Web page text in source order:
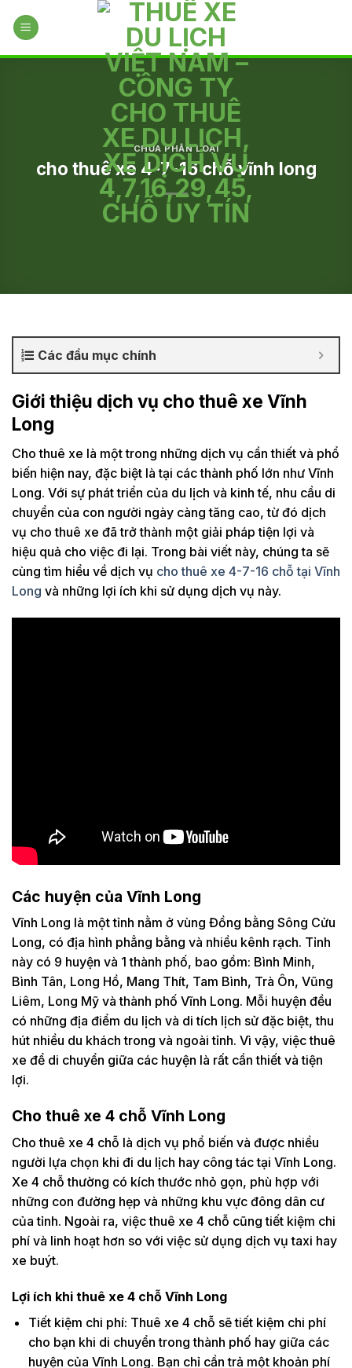
CHƯA PHÂN LOẠI
cho thuê xe 4-7-16 chỗ vĩnh long
Các đầu mục chính
Giới thiệu dịch vụ cho thuê xe Vĩnh
Long
Cho thuê xe là một trong những dịch vụ cần thiết và phổ
biến hiện nay, đặc biệt là tại các thành phố lớn như Vĩnh
Long. Với sự phát triển của du lịch và kinh tế, nhu cầu di
chuyển của con người ngày càng tăng cao, từ đó dịch
vụ cho thuê xe đã trở thành một giải pháp tiện lợi và
hiệu quả cho việc đi lại. Trong bài viết này, chúng ta sẽ
cùng tìm hiểu về dịch vụ cho thuê xe 4-7-16 chỗ tại Vĩnh
Long và những lợi ích khi sử dụng dịch vụ này.
Các huyện của Vĩnh Long
Vĩnh Long là một tỉnh nằm ở vùng Đồng bằng Sông Cửu
Long, có địa hình phẳng bằng và nhiều kênh rạch. Tỉnh
này có 9 huyện và 1 thành phố, bao gồm: Bình Minh,
Bình Tân, Long Hồ, Mang Thít, Tam Bình, Trà Ôn, Vũng
Liêm, Long Mỹ và thành phố Vĩnh Long. Mỗi huyện đều
có những địa điểm du lịch và di tích lịch sử đặc biệt, thu
hút nhiều du khách trong và ngoài tỉnh. Vì vậy, việc thuê
xe để di chuyển giữa các huyện là rất cần thiết và tiện
lợi.
Cho thuê xe 4 chỗ Vĩnh Long
Cho thuê xe 4 chỗ là dịch vụ phổ biến và được nhiều
người lựa chọn khi đi du lịch hay công tác tại Vĩnh Long.
Xe 4 chỗ thường có kích thước nhỏ gọn, phù hợp với
những con đường hẹp và những khu vực đông dân cư
của tỉnh. Ngoài ra, việc thuê xe 4 chỗ cũng tiết kiệm chi
phí và linh hoạt hơn so với việc sử dụng dịch vụ taxi hay
xe buýt.
Lợi ích khi thuê xe 4 chỗ Vĩnh Long
Tiết kiệm chi phí: Thuê xe 4 chỗ sẽ tiết kiệm chi phí
cho bạn khi di chuyển trong thành phố hay giữa các
huyện của Vĩnh Long. Bạn chỉ cần trả một khoản phí